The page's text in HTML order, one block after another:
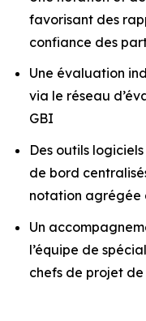
favorisant des
confiance des
Une évaluation
via le réseau
GBI
Des outils
de bord
notation agrégée
Un
l’équipe de
chefs de projet